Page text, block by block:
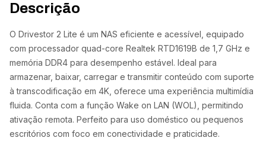
Descrição
O Drivestor 2 Lite é um NAS eficiente e acessível, equipado
com processador quad-core Realtek RTD1619B de 1,7 GHz e
memória DDR4 para desempenho estável. Ideal para
armazenar, baixar, carregar e transmitir conteúdo com suporte
à transcodificação em 4K, oferece uma experiência multimídia
fluida. Conta com a função Wake on LAN (WOL), permitindo
ativação remota. Perfeito para uso doméstico ou pequenos
escritórios com foco em conectividade e praticidade.